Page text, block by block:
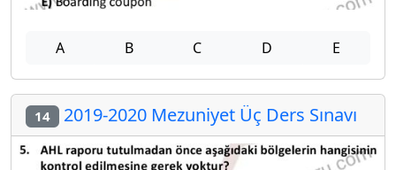
A B C D E
14 2019-2020 Mezuniyet Üç Ders Sınavı